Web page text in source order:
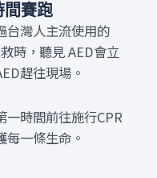
間賽跑
台灣人主流使用的
時，聽見 AED會立
趕往現場。
一時間前往施行CPR
一條生命。